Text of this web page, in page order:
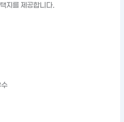
지를 제공합니다.